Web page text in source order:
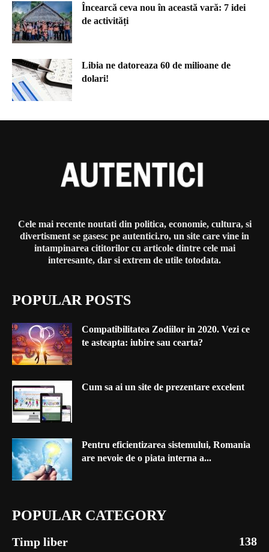
Încearcă ceva nou în această vară: 7 idei
de activități
Libia ne datoreaza 60 de milioane de
dolari!
Cele mai recente noutati din politica, economie, cultura, si
divertisment se gasesc pe autentici.ro, un site care vine in
intampinarea cititorilor cu articole dintre cele mai
interesante, dar si extrem de utile totodata.
POPULAR POSTS
Compatibilitatea Zodiilor in 2020. Vezi ce
te asteapta: iubire sau cearta?
Cum sa ai un site de prezentare excelent
Pentru eficientizarea sistemului, Romania
are nevoie de o piata interna a...
POPULAR CATEGORY
Timp liber 138